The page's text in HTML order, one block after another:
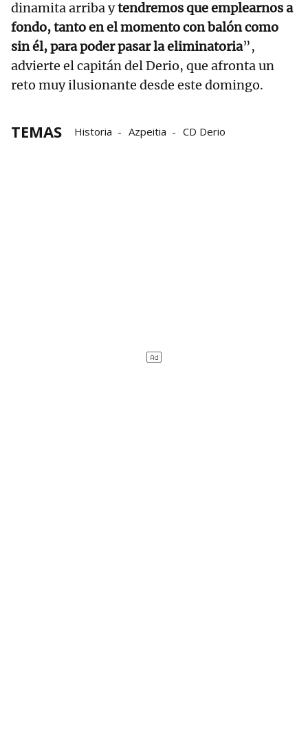
dinamita arriba ytendremos que emplearnos a
fondo, tanto en el momento con balón como
sin él, para poder pasar la eliminatoria”,
advierte el capitán del Derio, que afronta un
reto muy ilusionante desde este domingo.
TEMAS Historia Azpeitia CD Derio